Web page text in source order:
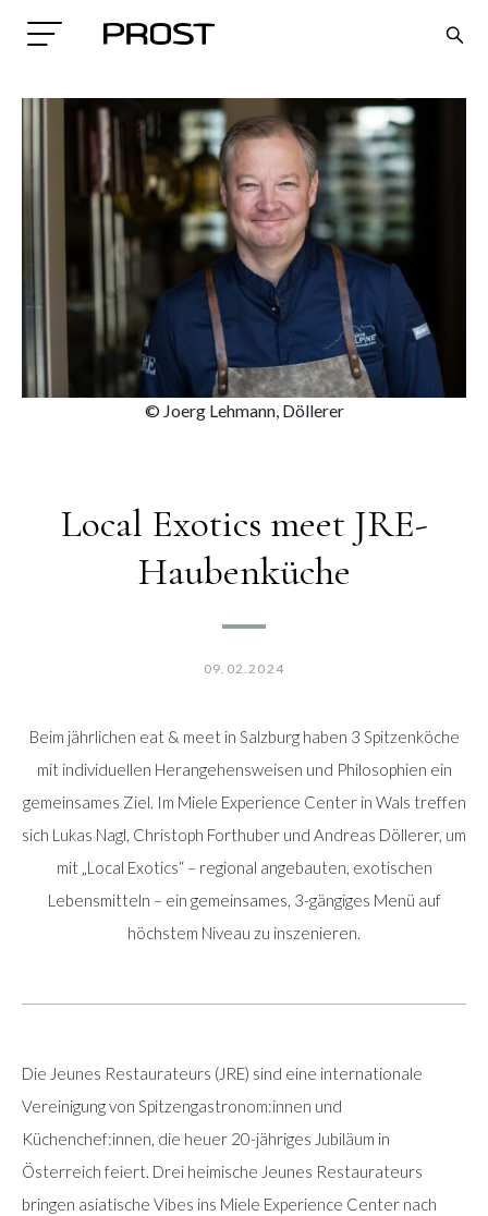
Search
© Joerg Lehmann, Döllerer
Local Exotics meet JRE-
Haubenküche
09.02.2024
Beim jährlichen eat & meet in Salzburg haben 3 Spitzenköche
mit individuellen Herangehensweisen und Philosophien ein
gemeinsames Ziel. Im Miele Experience Center in Wals treffen
sich Lukas Nagl, Christoph Forthuber und Andreas Döllerer, um
mit „Local Exotics“ – regional angebauten, exotischen
Lebensmitteln – ein gemeinsames, 3-gängiges Menü auf
höchstem Niveau zu inszenieren.
Die Jeunes Restaurateurs (JRE) sind eine internationale
Vereinigung von Spitzengastronom:innen und
Küchenchef:innen, die heuer 20-jähriges Jubiläum in
Österreich feiert. Drei heimische Jeunes Restaurateurs
bringen asiatische Vibes ins Miele Experience Center nach